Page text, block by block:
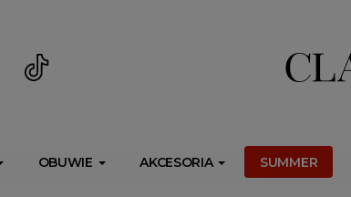
OBUWIE AKCESORIA SUMMER